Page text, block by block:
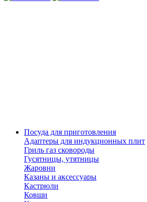
Посуда для приготовления
Адаптеры для индукционных плит
Гриль газ сковороды
Гусятницы, утятницы
Жаровни
Казаны и аксессуары
Кастрюли
Ковши